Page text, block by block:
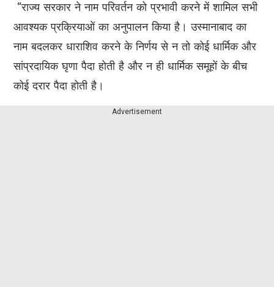
“राज्य सरकार ने नाम परिवर्तन को प्रभावी करने में शामिल सभी
आवश्यक प्रक्रियाओं का अनुपालन किया है। उस्मानाबाद का
नाम बदलकर धाराशिव करने के निर्णय से न तो कोई धार्मिक और
सांप्रदायिक घृणा पैदा होती है और न ही धार्मिक समूहों के बीच
कोई दरार पैदा होती है।
Advertisement